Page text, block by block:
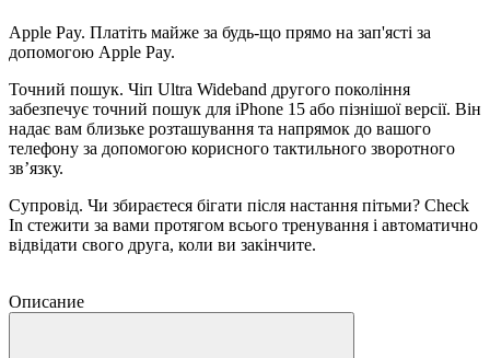
Apple Pay. Платіть майже за будь-що прямо на зап'ясті за
допомогою Apple Pay.
Точний пошук. Чіп Ultra Wideband другого покоління
забезпечує точний пошук для iPhone 15 або пізнішої версії. Він
надає вам близьке розташування та напрямок до вашого
телефону за допомогою корисного тактильного зворотного
зв’язку.
Супровід. Чи збираєтеся бігати після настання пітьми? Check
In стежити за вами протягом всього тренування і автоматично
відвідати свого друга, коли ви закінчите.
Описание